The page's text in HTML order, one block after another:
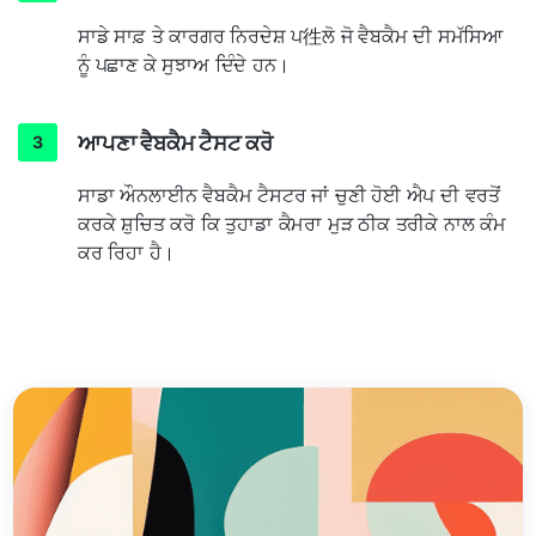
ਸਾਡੇ ਸਾਫ਼ ਤੇ ਕਾਰਗਰ ਨਿਰਦੇਸ਼ ਪ徃ਲੋ ਜੋ ਵੈਬਕੈਮ ਦੀ ਸਮੱਸਿਆ
ਨੂੰ ਪਛਾਣ ਕੇ ਸੁਝਾਅ ਦਿੰਦੇ ਹਨ।
ਆਪਣਾ ਵੈਬਕੈਮ ਟੈਸਟ ਕਰੋ
ਸਾਡਾ ਔਨਲਾਈਨ ਵੈਬਕੈਮ ਟੈਸਟਰ ਜਾਂ ਚੁਣੀ ਹੋਈ ਐਪ ਦੀ ਵਰਤੋਂ
ਕਰਕੇ ਸ਼ੁਚਿਤ ਕਰੋ ਕਿ ਤੁਹਾਡਾ ਕੈਮਰਾ ਮੁੜ ਠੀਕ ਤਰੀਕੇ ਨਾਲ ਕੰਮ
ਕਰ ਰਿਹਾ ਹੈ।